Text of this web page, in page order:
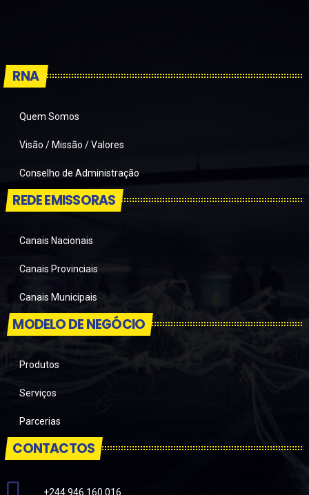
RNA
Quem Somos
Visão / Missão / Valores
Conselho de Administração
REDE EMISSORAS
Canais Nacionais
Canais Provinciais
Canais Municipais
MODELO DE NEGÓCIO
Produtos
Serviços
Parcerias
CONTACTOS
+244 946 160 016